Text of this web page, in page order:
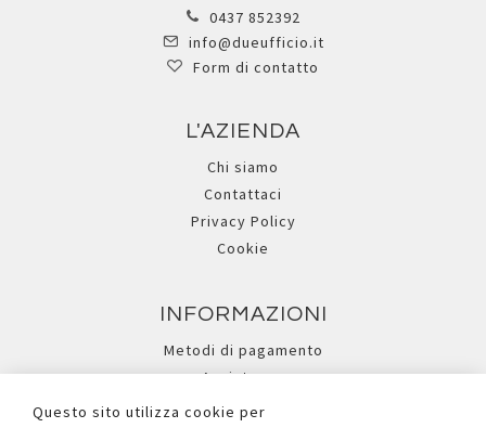
0437 852392
info@dueufficio.it
Form di contatto
L'AZIENDA
Chi siamo
Contattaci
Privacy Policy
Cookie
INFORMAZIONI
Metodi di pagamento
Assistenza
Ricerca avanzata
Questo sito utilizza cookie per